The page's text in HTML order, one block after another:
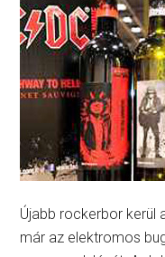
Újabb rockerbor kerül
már az elektromos